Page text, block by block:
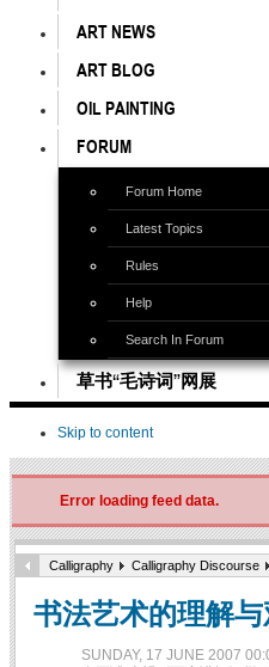
ART NEWS
ART BLOG
OIL PAINTING
FORUM
Forum Home
Latest Topics
Rules
Help
Search In Forum
草书“毛诗词”网展
Skip to content
Error loading feed data.
Calligraphy Calligraphy Discourse
书法艺术的理解
SUNDAY, 17 JUNE 2007